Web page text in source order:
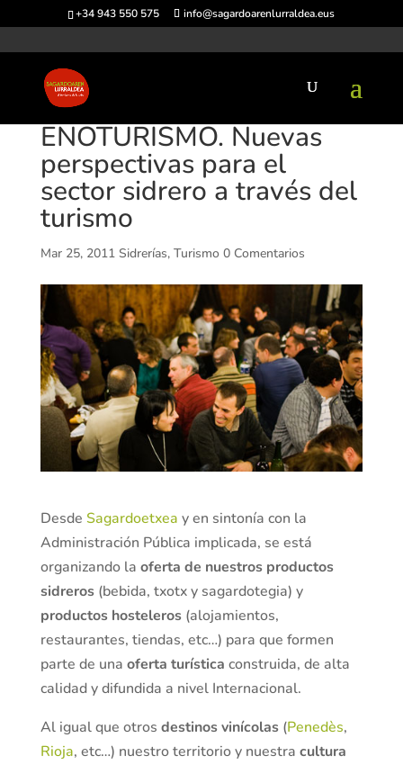
+34 943 550 575 info@sagardoarenlurraldea.eus
ENOTURISMO. Nuevas
perspectivas para el
sector sidrero a través del
turismo
Mar 25, 2011 Sidrerías, Turismo 0 Comentarios
Desde Sagardoetxea y en sintonía con la
Administración Pública implicada, se está
organizando la oferta de nuestros productos
sidreros(bebida, txotx y sagardotegia) y
productos hosteleros (alojamientos,
restaurantes, tiendas, etc…) para que formen
parte de una oferta turística construida, de alta
calidad y difundida a nivel Internacional.
Al igual que otros destinos vinícolas (Penedès,
Rioja, etc…) nuestro territorio y nuestra cultura